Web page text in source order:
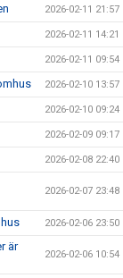
2026-02-11 21:57
2026-02-11 14:21
2026-02-11 09:54
2026-02-10 13:57
2026-02-10 09:24
2026-02-09 09:17
2026-02-08 22:40
2026-02-07 23:48
2026-02-06 23:50
är
2026-02-06 10:54